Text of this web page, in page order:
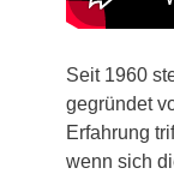
Seit 1960
gegründet
Erfahrung
wenn sich